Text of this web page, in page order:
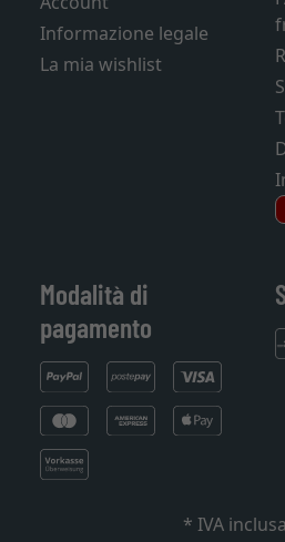
Informazione legale
La mia wishlist
Modalità di
pagamento
* IVA inclusa